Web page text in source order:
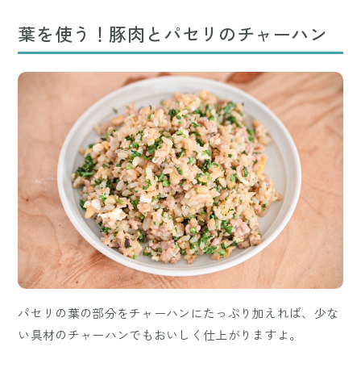
葉を使う！豚肉とパセリのチャーハン
パセリの葉の部分をチャーハンにたっぷり加えれば、少な
い具材のチャーハンでもおいしく仕上がりますよ。